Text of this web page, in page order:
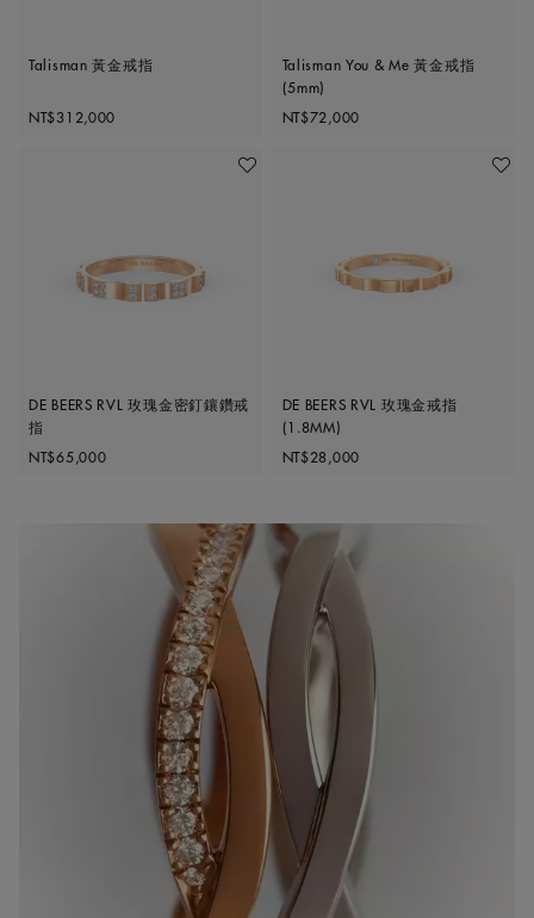
Talisman 黃金戒指
Original price
NT$312,000
Talisman You & Me 黃金戒指
(5mm)
Original price
NT$72,000
加入喜愛清單
DE BEERS RVL 玫瑰金密釘鑲鑽戒
指
Original price
NT$65,000
加入喜
DE BEERS RVL 玫瑰金戒指
(1.8MM)
Original price
NT$28,000